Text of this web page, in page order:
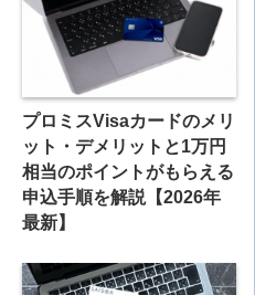
プロミスVisaカードのメリ
ット・デメリットと1万円
相当のポイントがもらえる
申込手順を解説【2026年
最新】